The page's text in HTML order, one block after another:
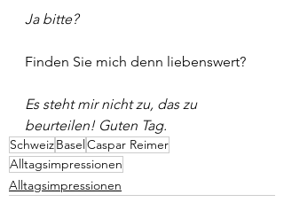
Ja bitte?
Finden Sie mich denn liebenswert?
Es steht mir nicht zu, das zu
beurteilen! Guten Tag.
SchweizBaselCaspar Reimer
Alltagsimpressionen
Alltagsimpressionen